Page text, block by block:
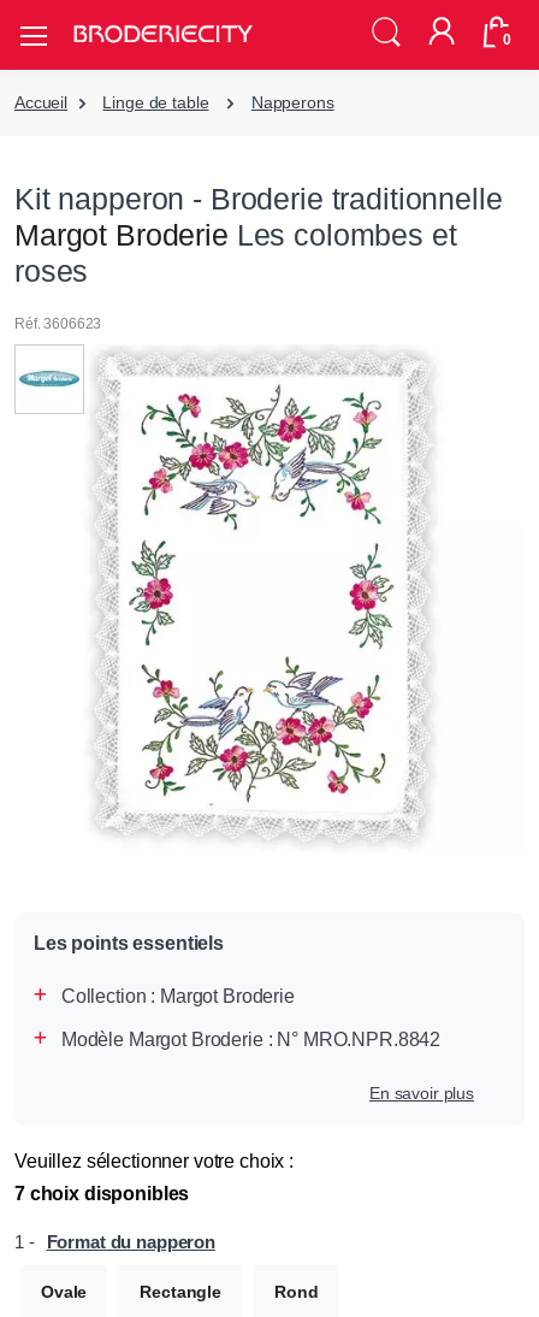
0
Accueil Linge de table Napperons
Kit napperon - Broderie traditionnelle
Margot Broderie Les colombes et
roses
Réf. 3606623
Les points essentiels
Collection : Margot Broderie
Modèle Margot Broderie : N° MRO.NPR.8842
En savoir plus
Veuillez sélectionner votre choix :
7 choix disponibles
1 - Format du napperon
Ovale Rectangle Rond